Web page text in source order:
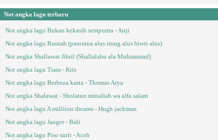
Not angka lagu terbaru
Not angka lagu Bukan kekasih sempurna - Anji
Not angka lagu Runtah (panonna alus irung alus biwir alus)
Not angka Shallawat Jibril (Shallalahu ala Muhammad)
Not angka lagu Tiara - Kris
Not angka lagu Berbeza kasta - Thomas Arya
Not angka Shalawat - Sholatun minallah wa alfa salam
Not angka lagu A milliion dreams - Hugh jackman
Not angka lagu Janger - Bali
Not angka lagu Piso surit - Aceh